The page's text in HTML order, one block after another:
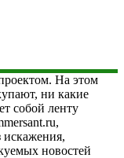
На этом
ни какие
собой ленту
искажения,
новостей